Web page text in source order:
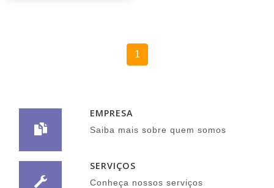
1
EMPRESA
Saiba mais sobre quem somos
SERVIÇOS
Conheça nossos serviços